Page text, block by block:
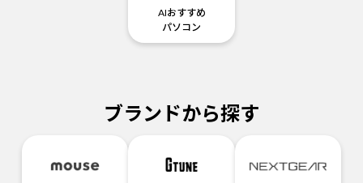
AIおすすめ
パソコン
ブランドから探す